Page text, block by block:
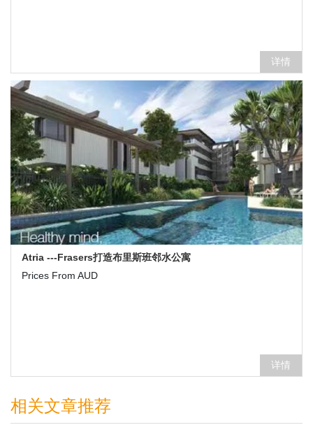
详情
Atria ---Frasers打造布里斯班邻水公寓
Prices From AUD
详情
相关文章推荐